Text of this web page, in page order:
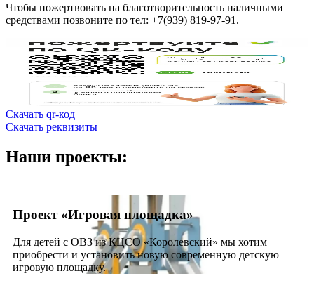
Чтобы пожертвовать на благотворительность наличными
средствами позвоните по тел: +7(939) 819-97-91.
Скачать qr-код
Скачать реквизиты
Наши проекты:
Проект «Игровая площадка»
Для детей с ОВЗ из КЦСО «Королевский» мы хотим
приобрести и установить новую современную детскую
игровую площадку.